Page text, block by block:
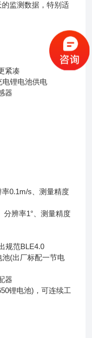
监测数据，特别适
紧凑
锂电池供电
器
0.1m/s、测量精度
辨率1°、测量精度
规范BLE4.0
(出厂标配一节电
器
锂电池)，可连续工